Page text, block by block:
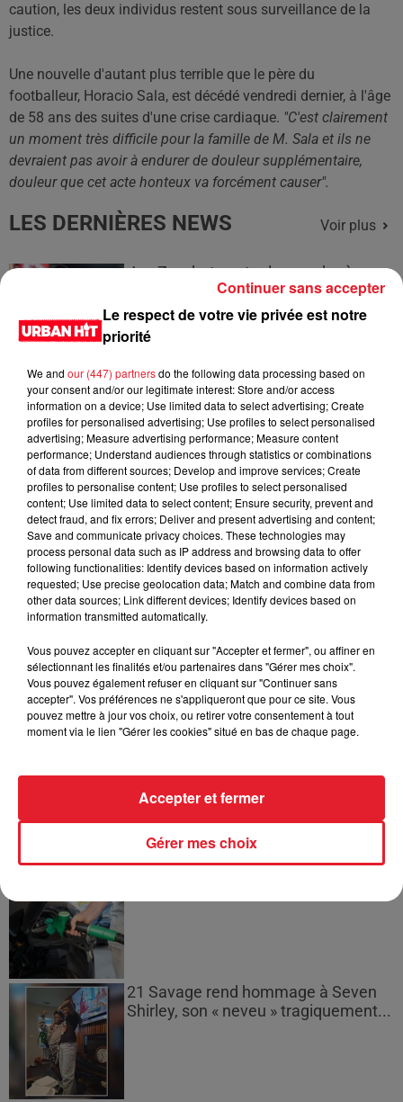
caution, les deux individus restent sous surveillance de la
justice.
Une nouvelle d'autant plus terrible que le père du
footballeur, Horacio Sala, est décédé vendredi dernier, à l'âge
de 58 ans des suites d'une crise cardiaque. "C'est clairement
un moment très difficile pour la famille de M. Sala et ils ne
devraient pas avoir à endurer de douleur supplémentaire,
douleur que cet acte honteux va forcément causer".
LES DERNIÈRES NEWS Voir plus
Jay-Z se bat contre la grand-mère
d'un homme prétendant être son fils
Cassie met fin à une ex-escorte
masculine dans sa bataille...
Des vitres tombent de la tour
Montparnasse : des désaccords
entre...
plusieurs semaines avant
l'extinction...
de deux militaires disparus...
21 Savage rend hommage à Seven
Shirley, son « neveu » tragiquement...
Le respect de votre vie privée est notre
priorité
We and our (447) partnersdo the following data processing based on
your consent and/or our legitimate interest: Store and/or access
information on a device; Use limited data to select advertising; Create
profiles for personalised advertising; Use profiles to select personalised
advertising; Measure advertising performance; Measure content
performance; Understand audiences through statistics or combinations
of data from different sources; Develop and improve services; Create
profiles to personalise content; Use profiles to select personalised
content; Use limited data to select content; Ensure security, prevent and
detect fraud, and fix errors; Deliver and present advertising and content;
Save and communicate privacy choices. These technologies may
process personal data such as IP address and browsing data to offer
following functionalities: Identify devices based on information actively
requested; Use precise geolocation data; Match and combine data from
other data sources; Link different devices; Identify devices based on
information transmitted automatically.
Vous pouvez accepter en cliquant sur "Accepter et fermer", ou affiner en
sélectionnant les finalités et/ou partenaires dans "Gérer mes choix".
Vous pouvez également refuser en cliquant sur "Continuer sans
accepter". Vos préférences ne s'appliqueront que pour ce site. Vous
pouvez mettre à jour vos choix, ou retirer votre consentement à tout
moment via le lien "Gérer les cookies" situé en bas de chaque page.
Gérer mes choix
Accepter et fermer
Continuer sans accepter